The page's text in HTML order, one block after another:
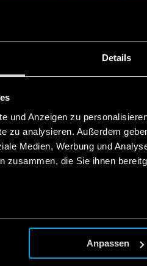
Details
und Anzeigen zu
zu analysieren. Außerdem
Medien, Werbung und
zusammen, die Sie ihnen
Anpassen
auch für
Beispiele
geschaltet
und
stellt im Vergleich zu
Ausbau von
und Schweißgeräte arbeiten mit
verbaut. Diese Printrelais haben